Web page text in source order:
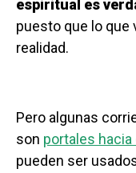
espiritual es
puesto que lo que
realidad.
Pero algunas
son portales
pueden ser